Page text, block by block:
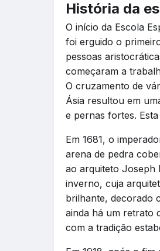
História da
O início da Escola
foi erguido o
pessoas
começaram a
O cruzamento de
Ásia resultou em
e pernas fortes.
Em 1681, o
arena de pedra
ao arquiteto Joseph
inverno, cuja
brilhante, decorado
ainda há um retrato
com a tradição